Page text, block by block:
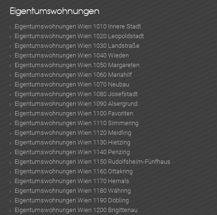
Eigentumswohnungen
Eigentumswohnungen Wien 1010 Innere Stadt
Eigentumswohnungen Wien 1020 Leopoldstadt
Eigentumswohnungen Wien 1030 Landstraße
Eigentumswohnungen Wien 1040 Wieden
Eigentumswohnungen Wien 1050 Margareten
Eigentumswohnungen Wien 1060 Mariahilf
Eigentumswohnungen Wien 1070 Neubau
Eigentumswohnungen Wien 1080 Josefstadt
Eigentumswohnungen Wien 1090 Alsergrund
Eigentumswohnungen Wien 1100 Favoriten
Eigentumswohnungen Wien 1110 Simmering
Eigentumswohnungen Wien 1120 Meidling
Eigentumswohnungen Wien 1130 Hietzing
Eigentumswohnungen Wien 1140 Penzing
Eigentumswohnungen Wien 1150 Rudolfsheim-Fünfhaus
Eigentumswohnungen Wien 1160 Ottakring
Eigentumswohnungen Wien 1170 Hernals
Eigentumswohnungen Wien 1180 Währing
Eigentumswohnungen Wien 1190 Döbling
Eigentumswohnungen Wien 1200 Brigittenau